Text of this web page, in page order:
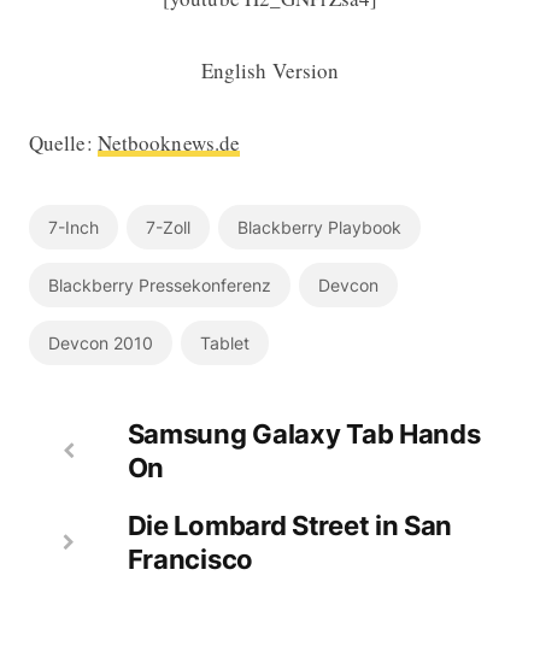
English Version
Quelle: Netbooknews.de
7-Inch 7-Zoll Blackberry Playbook
Blackberry Pressekonferenz Devcon
Devcon 2010 Tablet
Samsung Galaxy Tab Hands
On
Die Lombard Street in San
Francisco